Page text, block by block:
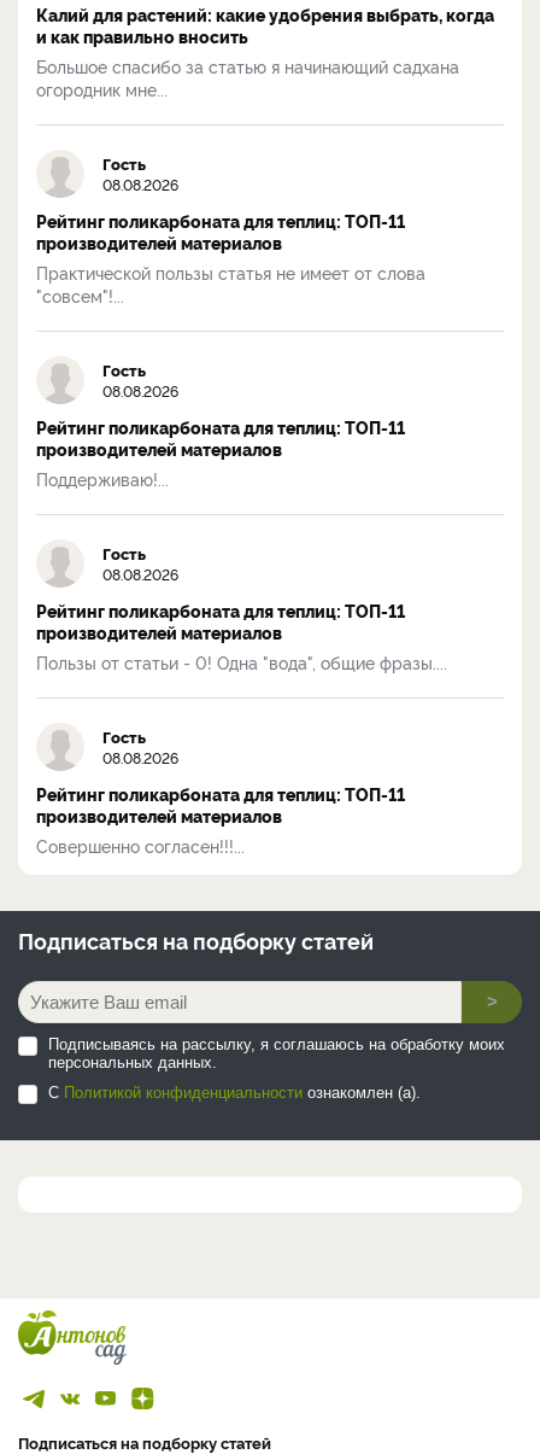
Калий для растений: какие удобрения выбрать, когда
и как правильно вносить
Большое спасибо за статью я начинающий садхана
огородник мне...
Гость
08.08.2026
Рейтинг поликарбоната для теплиц: ТОП-11
производителей материалов
Практической пользы статья не имеет от слова
"совсем"!...
Гость
08.08.2026
Рейтинг поликарбоната для теплиц: ТОП-11
производителей материалов
Поддерживаю!...
Гость
08.08.2026
Рейтинг поликарбоната для теплиц: ТОП-11
производителей материалов
Пользы от статьи - 0! Одна "вода", общие фразы....
Гость
08.08.2026
Рейтинг поликарбоната для теплиц: ТОП-11
производителей материалов
Совершенно согласен!!!...
Подписаться на подборку статей
>
Подписываясь на рассылку, я соглашаюсь на обработку моих
персональных данных.
С Политикой конфиденциальности ознакомлен (а).
Подписаться на подборку статей